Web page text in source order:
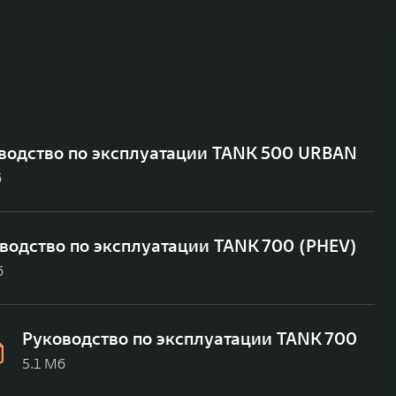
по эксплуатации TANK 500 URBAN
по эксплуатации TANK 700 (PHEV)
Руководство по эксплуатации TANK 700
5.1 Мб